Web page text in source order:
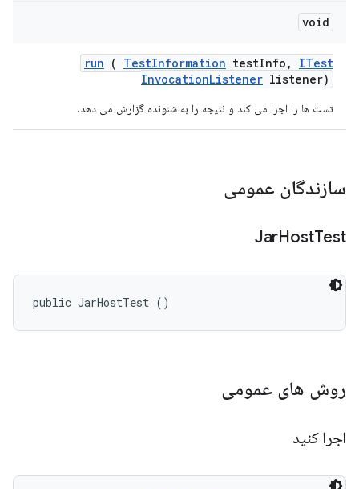
void
run ( TestInformation testInfo ,
ITest
InvocationListener listener)
تست ها را اجرا می کند و نتیجه را به شنونده گزارش می دهد.
سازندگان عمومی
JarHostTest
public JarHostTest ()
روش های عمومی
اجرا کنید